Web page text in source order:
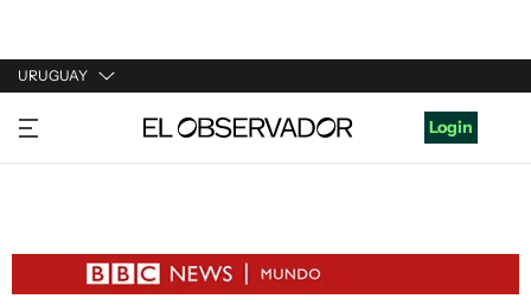
URUGUAY
URUGUAY
ARGENTINA
ESTADOS UNIDOS
Login